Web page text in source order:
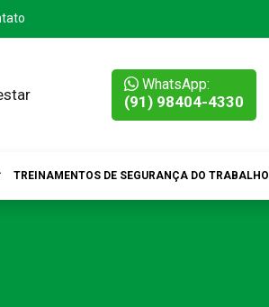
WhatsApp:
(91) 98404-4330
TREINAMENTOS DE SEGURANÇA DO TRABALHO